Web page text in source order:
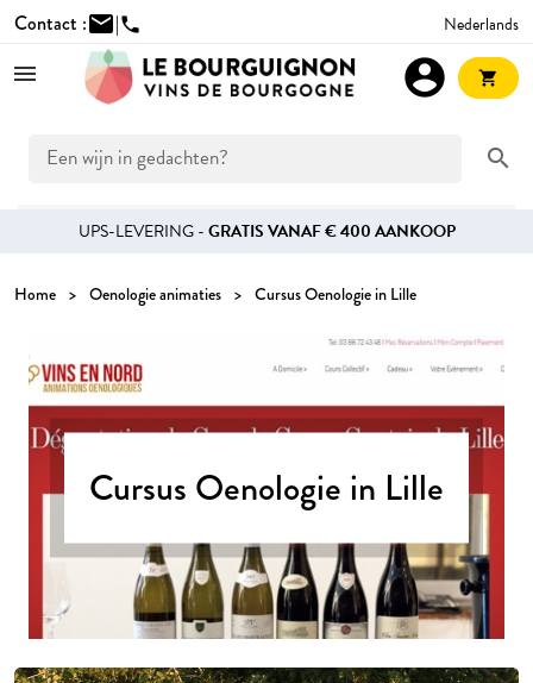
Contact :mail|phone Nederlands
search
account_circle shopping_cart
UPS-LEVERING -GRATIS VANAF € 400 AANKOOP
Home Oenologie animaties Cursus Oenologie in Lille
Cursus Oenologie in Lille